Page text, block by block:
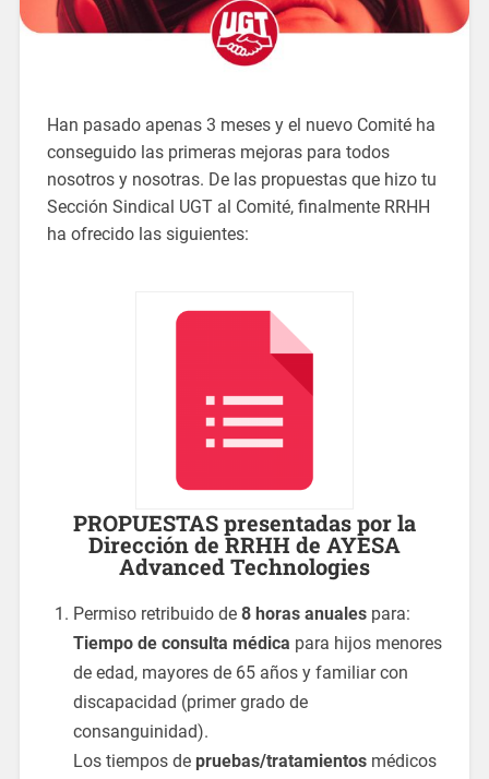
Han pasado apenas 3 meses y el nuevo Comité ha
conseguido las primeras mejoras para todos
nosotros y nosotras. De las propuestas que hizo tu
Sección Sindical UGT al Comité, finalmente RRHH
ha ofrecido las siguientes:
PROPUESTAS presentadas por la
Dirección de RRHH de AYESA
Advanced Technologies
Permiso retribuido de 8 horas anualespara:
Tiempo de consulta médica para hijos menores
de edad, mayores de 65 años y familiar con
discapacidad (primer grado de
consanguinidad).
Los tiempos de pruebas/tratamientosmédicos